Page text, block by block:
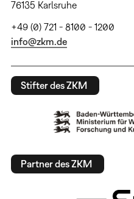
76135 Karlsruhe
+49 (0) 721 - 8100 - 1200
info@zkm.de
Stifter des ZKM
Partner des ZKM